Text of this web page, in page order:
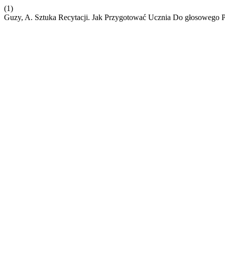
(1)
Guzy, A. Sztuka Recytacji. Jak Przygotować Ucznia Do głosowego